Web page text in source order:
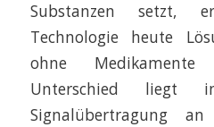
Substanzen setzt,
Technologie heute
ohne Medikamente
Unterschied
Signalübertragung